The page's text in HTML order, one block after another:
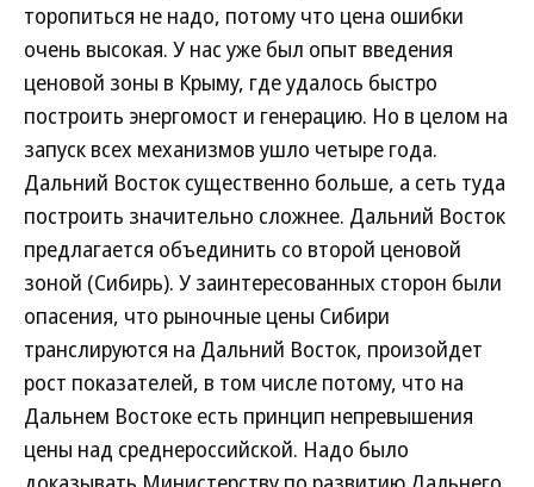
торопиться не надо, потому что цена ошибки
очень высокая. У нас уже был опыт введения
ценовой зоны в Крыму, где удалось быстро
построить энергомост и генерацию. Но в целом на
запуск всех механизмов ушло четыре года.
Дальний Восток существенно больше, а сеть туда
построить значительно сложнее. Дальний Восток
предлагается объединить со второй ценовой
зоной (Сибирь). У заинтересованных сторон были
опасения, что рыночные цены Сибири
транслируются на Дальний Восток, произойдет
рост показателей, в том числе потому, что на
Дальнем Востоке есть принцип непревышения
цены над среднероссийской. Надо было